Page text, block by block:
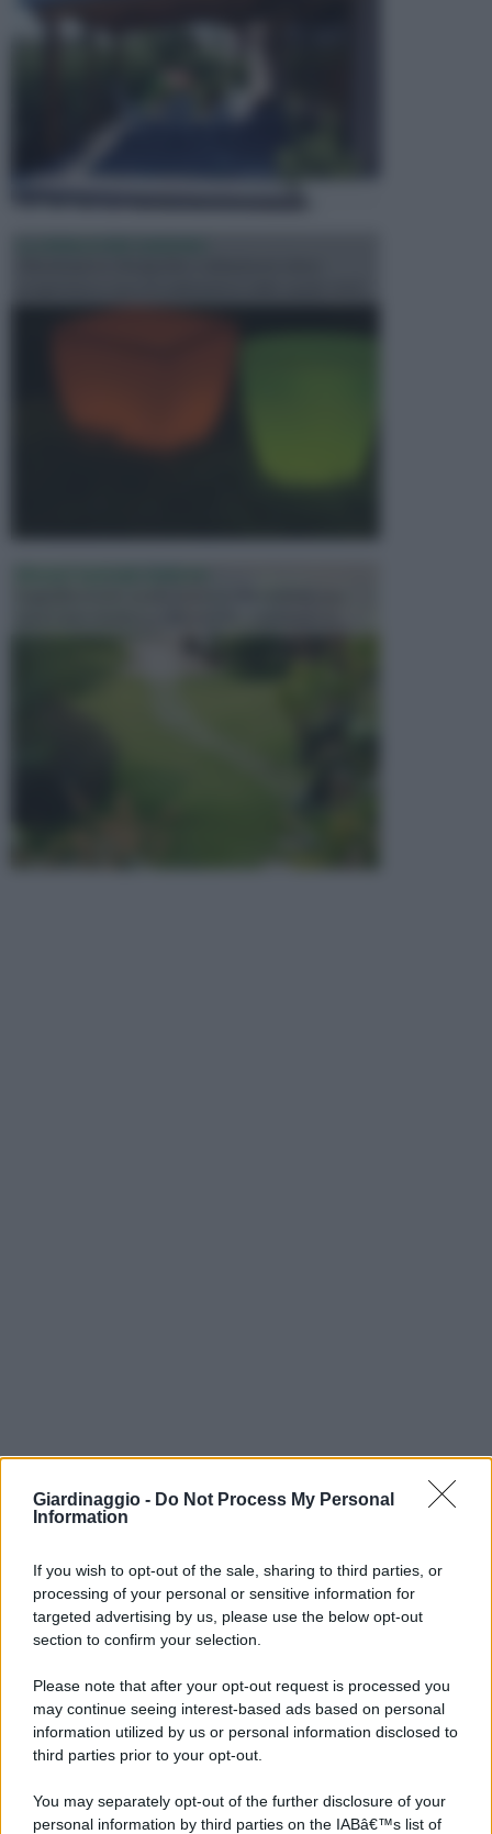
Giardinaggio - Do Not Process My Personal
Information
If you wish to opt-out of the sale, sharing to third parties, or
processing of your personal or sensitive information for
targeted advertising by us, please use the below opt-out
section to confirm your selection.
Please note that after your opt-out request is processed you
may continue seeing interest-based ads based on personal
information utilized by us or personal information disclosed to
third parties prior to your opt-out.
You may separately opt-out of the further disclosure of your
personal information by third parties on the IABâ€™s list of